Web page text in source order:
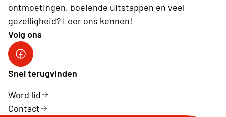
ontmoetingen, boeiende uitstappen en veel
gezelligheid? Leer ons kennen!
Volg ons
facebook
Snel terugvinden
Word lid
Contact